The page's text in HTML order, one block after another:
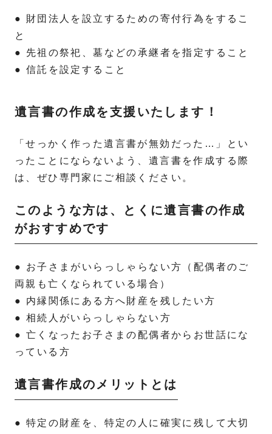
● 財団法人を設立するための寄付行為をするこ
と
● 先祖の祭祀、墓などの承継者を指定すること
● 信託を設定すること
遺言書の作成を支援いたします！
「せっかく作った遺言書が無効だった…」とい
ったことにならないよう、遺言書を作成する際
は、ぜひ専門家にご相談ください。
このような方は、とくに遺言書の作成
がおすすめです
● お子さまがいらっしゃらない方（配偶者のご
両親も亡くなられている場合）
● 内縁関係にある方へ財産を残したい方
● 相続人がいらっしゃらない方
● 亡くなったお子さまの配偶者からお世話にな
っている方
遺言書作成のメリットとは
● 特定の財産を、特定の人に確実に残して大切